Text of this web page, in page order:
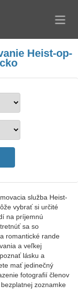
Heist-op-
služba Heist-
vybrať si určité
na príjemnú
sa so
romantické rande
a veľkej
lásku a
mať jedinečný
fotografií členov
zoznamke